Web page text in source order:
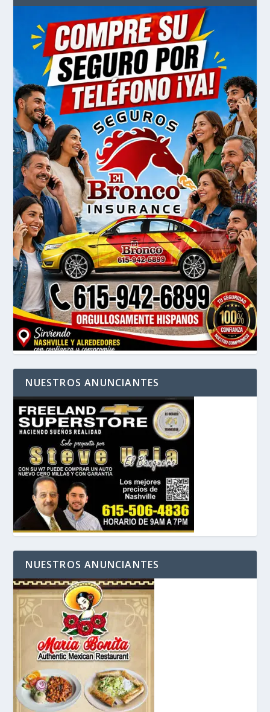
NUESTROS ANUNCIANTES
NUESTROS ANUNCIANTES